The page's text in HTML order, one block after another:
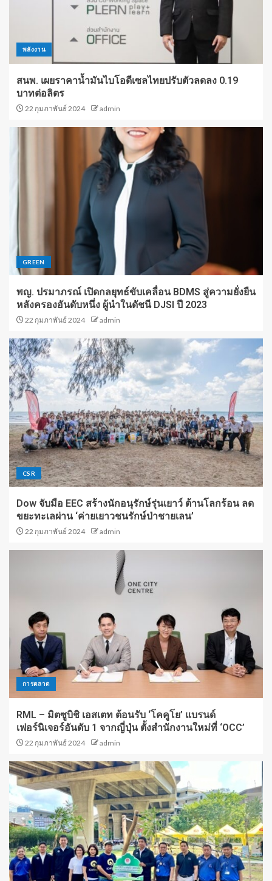
พลังงาน
สนพ. เผยราคาน้ำมันไบโอดีเซลไทยปรับตัวลดลง 0.19
บาทต่อลิตร
22 กุมภาพันธ์ 2024 admin
GREEN
พญ. ปรมาภรณ์ เปิดกลยุทธ์ขับเคลื่อน BDMS สู่ความยั่งยืน
หลังครองอันดับหนึ่ง ผู้นำในดัชนี DJSI ปี 2023
22 กุมภาพันธ์ 2024 admin
CSR
Dow จับมือ EEC สร้างนักอนุรักษ์รุ่นเยาว์ ต้านโลกร้อน ลด
ขยะทะเลผ่าน ‘ค่ายเยาวชนรักษ์ป่าชายเลน’
22 กุมภาพันธ์ 2024 admin
การตลาด
RML – มิตซูบิชิ เอสเตท ต้อนรับ ‘โคคูโย’ แบรนด์
เฟอร์นิเจอร์อันดับ 1 จากญี่ปุ่น ตั้งสำนักงานใหม่ที่ ‘OCC’
22 กุมภาพันธ์ 2024 admin